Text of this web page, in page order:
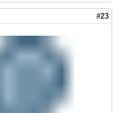
#23